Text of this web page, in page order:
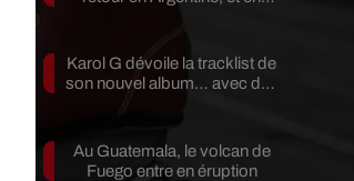
Karol G dévoile la tracklist de
son nouvel album… avec des
Au Guatemala, le volcan de
Fuego entre en éruption